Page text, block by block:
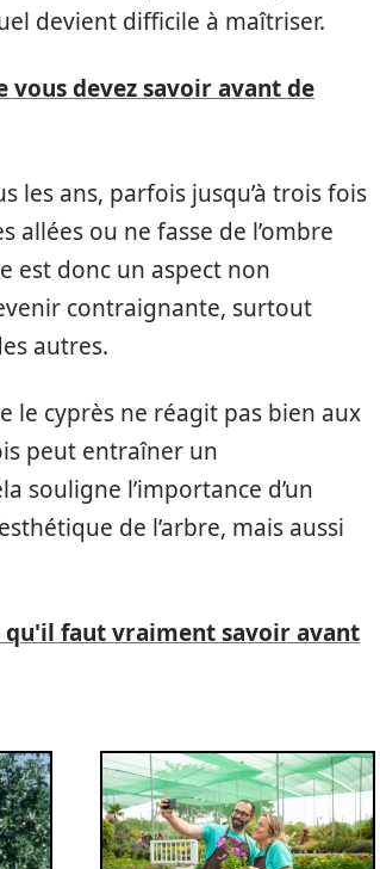
devient difficile à maîtriser.
vous devez savoir avant de
les ans, parfois jusqu’à trois fois
ou ne fasse de l’ombre
est donc un aspect non
contraignante, surtout
autres.
le cyprès ne réagit pas bien aux
peut entraîner un
souligne l’importance d’un
de l’arbre, mais aussi
qu'il faut vraiment savoir avant